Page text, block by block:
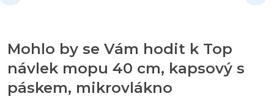
Mohlo by se Vám hodit k Top
návlek mopu 40 cm, kapsový s
páskem, mikrovlákno